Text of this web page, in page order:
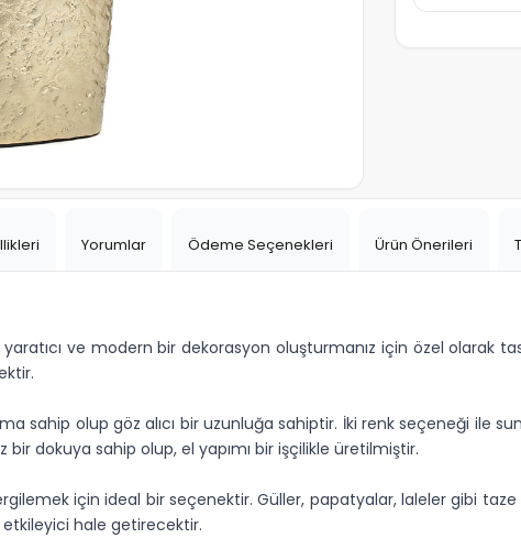
Yorumlar Ödeme Seçenekleri Ürün Önerileri
ve modern bir dekorasyon oluşturmanız için özel olarak
sahip olup göz alıcı bir uzunluğa sahiptir. İki renk seçeneği ile
dokuya sahip olup, el yapımı bir işçilikle üretilmiştir.
için ideal bir seçenektir. Güller, papatyalar, laleler gibi taze
etkileyici hale getirecektir.